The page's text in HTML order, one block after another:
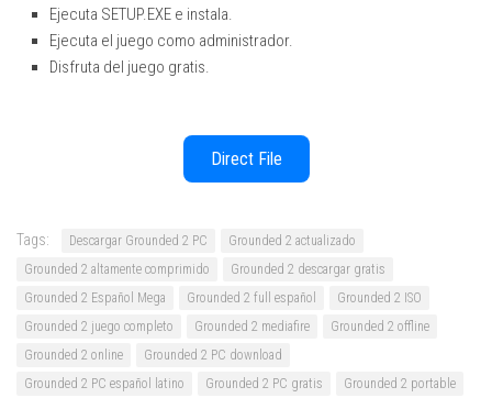
Ejecuta SETUP.EXE e instala.
Ejecuta el juego como administrador.
Disfruta del juego gratis.
Direct File
Tags: Descargar Grounded 2 PC
Grounded 2 actualizado
Grounded 2 altamente comprimido
Grounded 2 descargar gratis
Grounded 2 Español Mega
Grounded 2 full español
Grounded 2 ISO
Grounded 2 juego completo
Grounded 2 mediafire
Grounded 2 offline
Grounded 2 online
Grounded 2 PC download
Grounded 2 PC español latino
Grounded 2 PC gratis Grounded 2 portable